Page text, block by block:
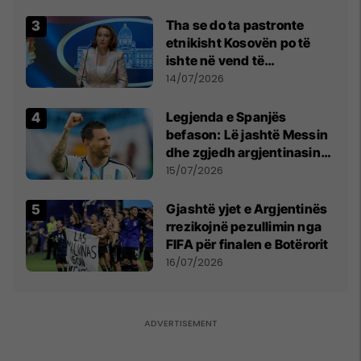
Tha se do ta pastronte
etnikisht Kosovën po të
ishte në vend të
Millosheviqit, Lëvizja e
kërkon shkarkimin e
menjëhershëm të
Snezhana Paunoviq
14/07/2026
Legjenda e Spanjës
befason: Lë jashtë Messin
dhe zgjedh argjentinasin
më të mirë në botë
15/07/2026
Gjashtë yjet e Argjentinës
rrezikojnë pezullimin nga
FIFA për finalen e Botërorit
16/07/2026